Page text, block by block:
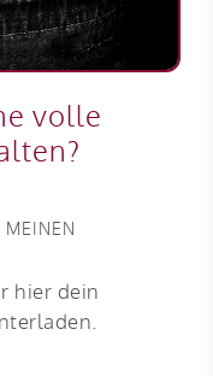
volle
MEINEN
hier dein